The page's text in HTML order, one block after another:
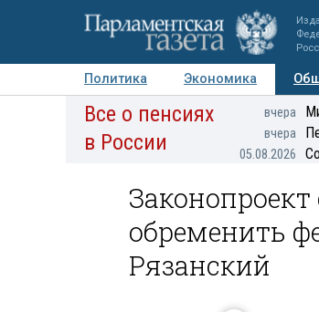
Политика Экономика
Авторы Персоны Мнения
Все о пенсиях
в России
вчера
вчера
05.08.2026
обременить
Рязанский